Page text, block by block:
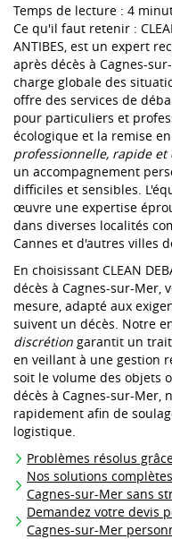
Temps de lecture : 4
Ce qu'il faut retenir :
ANTIBES, est un expert
après décès à Cagnes-
charge globale des
offre des services de
pour particuliers et
écologique et la remise
professionnelle, rapide et
un accompagnement
difficiles et sensibles.
œuvre une expertise
dans diverses localités
Cannes et d'autres villes
En choisissant CLEAN
décès à Cagnes-sur-Mer,
mesure, adapté aux
suivent un décès. Notre
discrétion garantit un
en veillant à une gestion
soit le volume des objets
décès à Cagnes-sur-
rapidement afin de
logistique.
Problèmes résolus
Nos solutions
Cagnes-sur-Mer sans
Demandez votre devis
Cagnes-sur-Mer